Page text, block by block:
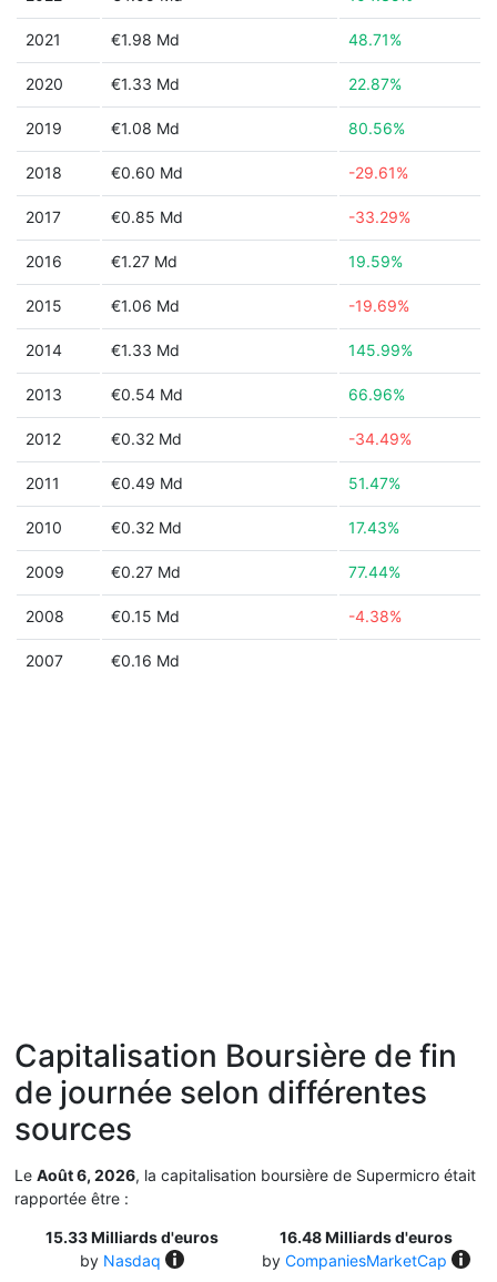
2021 €1.98 Md 48.71%
2020 €1.33 Md 22.87%
2019 €1.08 Md 80.56%
2018 €0.60 Md -29.61%
2017 €0.85 Md -33.29%
2016 €1.27 Md 19.59%
2015 €1.06 Md -19.69%
2014 €1.33 Md 145.99%
2013 €0.54 Md 66.96%
2012 €0.32 Md -34.49%
2011 €0.49 Md 51.47%
2010 €0.32 Md 17.43%
2009 €0.27 Md 77.44%
2008 €0.15 Md -4.38%
2007 €0.16 Md
Capitalisation Boursière de fin
de journée selon différentes
sources
Le Août 6, 2026, la capitalisation boursière de Supermicro était
rapportée être :
15.33 Milliards d'euros
by Nasdaq
16.48 Milliards d'euros
by CompaniesMarketCap